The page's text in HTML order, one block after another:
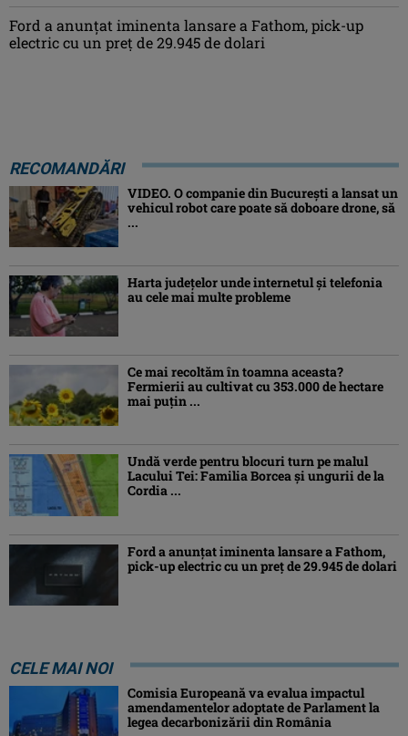
Ford a anunțat iminenta lansare a Fathom, pick-up
electric cu un preț de 29.945 de dolari
RECOMANDĂRI
VIDEO. O companie din București a lansat un
vehicul robot care poate să doboare drone, să
...
Harta județelor unde internetul și telefonia
au cele mai multe probleme
Ce mai recoltăm în toamna aceasta?
Fermierii au cultivat cu 353.000 de hectare
mai puțin ...
Undă verde pentru blocuri turn pe malul
Lacului Tei: Familia Borcea și ungurii de la
Cordia ...
Ford a anunțat iminenta lansare a Fathom,
pick-up electric cu un preț de 29.945 de dolari
CELE MAI NOI
Comisia Europeană va evalua impactul
amendamentelor adoptate de Parlament la
legea decarbonizării din România